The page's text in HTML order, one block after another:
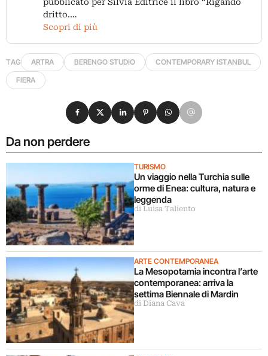
dritto.…
Scopri di più
TAG ARTRA BERENGO STUDIO
CONTEMPORARY ISTANBUL
FIERA
Da non perdere
TURISMO
Un viaggio nella Turchia sulle
orme di Enea: cultura, natura e
leggenda
di Luisa Taliento
ARTE CONTEMPORANEA
La Mesopotamia incontra l’arte
contemporanea: arriva la
settima Biennale di Mardin
di Diana Cava
Condividi su Facebook
Condividi su X
Condividi su LinkedIn
Condividi su Pinterest
Condividi su WhatsApp
Condividi su Email